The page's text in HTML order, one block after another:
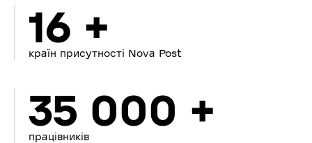
16 +
країн присутності Nova Post
35 000 +
працівників